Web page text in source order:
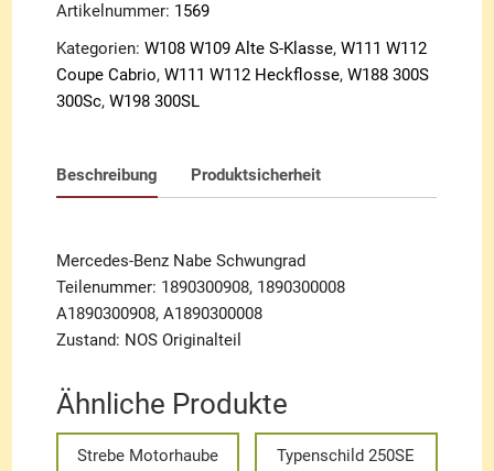
Artikelnummer: 1569
Kategorien:W108 W109 Alte S-Klasse,W111 W112
Coupe Cabrio,W111 W112 Heckflosse,W188 300S
300Sc,W198 300SL
Beschreibung Produktsicherheit
Mercedes-Benz Nabe Schwungrad
Teilenummer: 1890300908, 1890300008
A1890300908, A1890300008
Zustand: NOS Originalteil
Ähnliche Produkte
Strebe Motorhaube Typenschild 250SE